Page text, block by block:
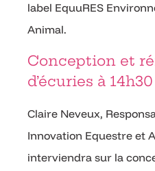
label EquuRES
Animal.
Conception et
d’écuries à 14h30
Claire Neveux,
Innovation Equestre et
interviendra sur la